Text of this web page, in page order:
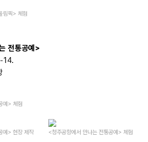
림픽> 체험
전통공예>
14.
예> 체험
예> 현장 제작
<청주공항에서 만나는 전통공예> 체험